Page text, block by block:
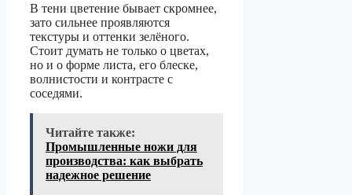
В тени цветение бывает скромнее,
зато сильнее проявляются
текстуры и оттенки зелёного.
Стоит думать не только о цветах,
но и о форме листа, его блеске,
волнистости и контрасте с
соседями.
Читайте также:
Промышленные ножи для
производства: как выбрать
надежное решение